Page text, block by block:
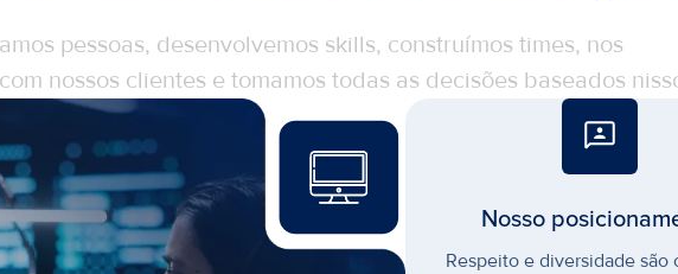
pessoas, desenvolvemos skills, construímos times, nos
nossos clientes e tomamos todas as decisões baseados
Nosso
Respeito e diversidade são